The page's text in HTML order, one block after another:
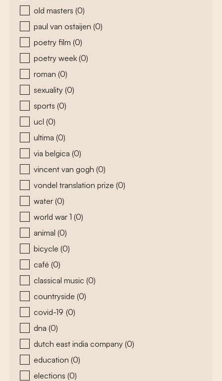
old masters (0)
paul van ostaijen (0)
poetry film (0)
poetry week (0)
roman (0)
sexuality (0)
sports (0)
ucl (0)
ultima (0)
via belgica (0)
vincent van gogh (0)
vondel translation prize (0)
water (0)
world war 1 (0)
animal (0)
bicycle (0)
café (0)
classical music (0)
countryside (0)
covid-19 (0)
dna (0)
dutch east india company (0)
education (0)
elections (0)